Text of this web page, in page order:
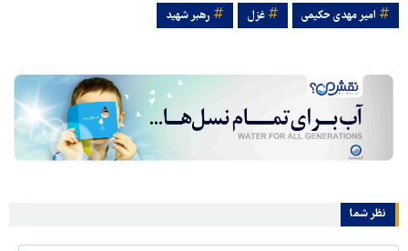
امیر مهدی حکیمی غزل رهبر شهید
نظر شما